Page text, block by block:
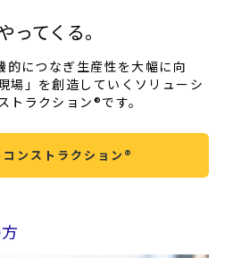
ってくる。
的につなぎ生産性を大幅に向
場」を創造していくソリューシ
トラクション®です。
コンストラクション®